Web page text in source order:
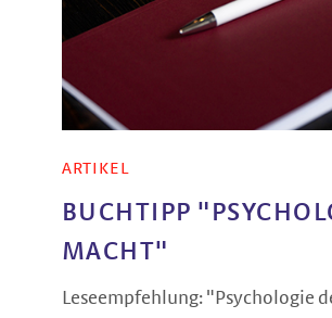
ARTIKEL
BUCHTIPP
MACHT"
Leseempfehlung: "Psychologie